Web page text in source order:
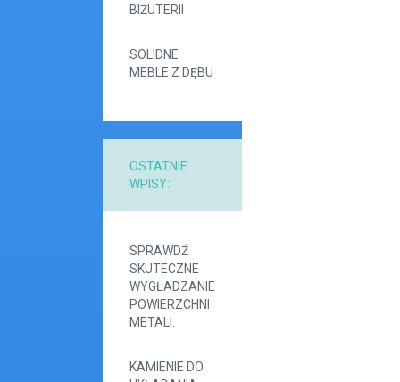
BIŻUTERII
SOLIDNE
MEBLE Z DĘBU
OSTATNIE
WPISY:
SPRAWDŹ
SKUTECZNE
WYGŁADZANIE
POWIERZCHNI
METALI.
KAMIENIE DO